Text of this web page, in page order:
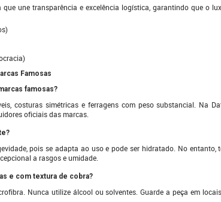
une transparência e excelência logística, garantindo que o
Famosas
famosas?
costuras simétricas e ferragens com peso substancial. Na
oficiais das marcas.
pois se adapta ao uso e pode ser hidratado. No
a rasgos e umidade.
e com textura de cobra?
Nunca utilize álcool ou solventes. Guarde a peça em